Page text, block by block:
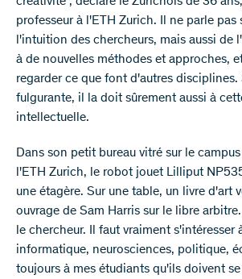
professeur à l'ETH Zurich. Il ne parle pas
l'intuition des chercheurs, mais aussi de
à de nouvelles méthodes et approches,
regarder ce que font d'autres disciplines.
fulgurante, il la doit sûrement aussi à
intellectuelle.
Dans son petit bureau vitré sur le
l'ETH Zurich, le robot jouet Lilliput
une étagère. Sur une table, un livre d'art
ouvrage de Sam Harris sur le libre
le chercheur. Il faut vraiment s'intéresser
informatique, neurosciences, politique,
toujours à mes étudiants qu'ils doivent